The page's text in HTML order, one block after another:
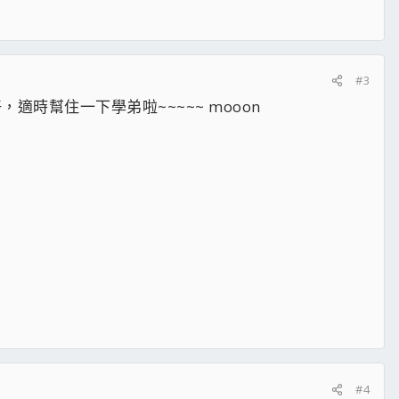
#3
適時幫住一下學弟啦~~~~~ mooon
#4